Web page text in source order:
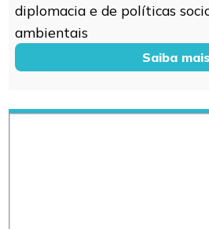
diplomacia e de políticas
ambientais
Saiba mais